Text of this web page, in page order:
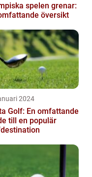
spelen grenar:
översikt
2024
Golf: En omfattande
till en populär